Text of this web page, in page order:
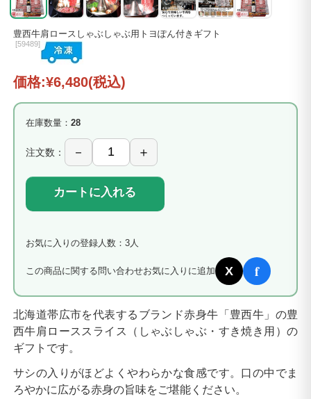
豊西牛肩ロースしゃぶしゃぶ用トヨぽん付きギフト
[59489]
価格:¥6,480(税込)
在庫数量： 28
注文数：
カートに入れる
お気に入りの登録人数：3人
この商品に関する問い合わせお気に入りに追加 X f
北海道帯広市を代表するブランド赤身牛「豊西牛」の豊
西牛肩ローススライス（しゃぶしゃぶ・すき焼き用）の
ギフトです。
サシの入りがほどよくやわらかな食感です。口の中でま
ろやかに広がる赤身の旨味をご堪能ください。